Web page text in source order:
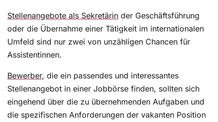
Stellenangebote als Sekretärin der Geschäftsführung
oder die Übernahme einer Tätigkeit im internationalen
Umfeld sind nur zwei von unzähligen Chancen für
Assistentinnen.
Bewerber, die ein passendes und interessantes
Stellenangebot in einer Jobbörse finden, sollten sich
eingehend über die zu übernehmenden Aufgaben und
die spezifischen Anforderungen der vakanten Position